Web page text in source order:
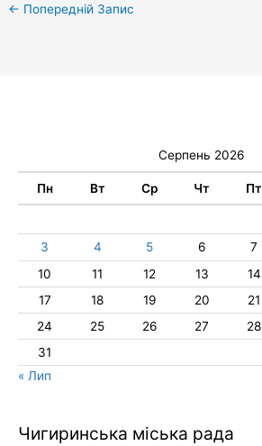
← Попередній Запис
Серпень 2026
Пн Вт Ср Чт Пт
3
4 5 6 7
10
11 12 13 14
17
18 19 20 21
24
25 26 27 28
31
« Лип
Чигиринська міська рада